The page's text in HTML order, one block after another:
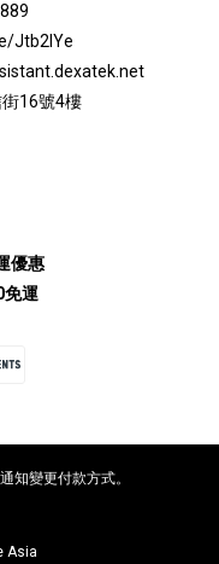
Jtb2lYe
16號4樓
優惠
免運
知變更付款方式。
Asia